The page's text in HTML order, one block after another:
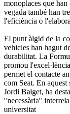
monoplaces que
vegada també han
l'eficiència o
El punt àlgid de la
vehicles han hagut
durabilitat. La
promou
permet el contacte
com Seat. En
Jordi Baiget, ha
"necessària"
universitat